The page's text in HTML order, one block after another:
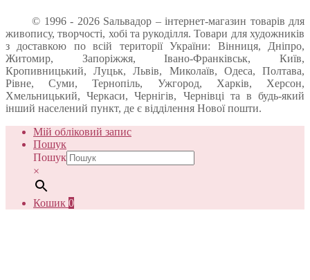
© 1996 - 2026 Sальвадор – інтернет-магазин товарів для
живопису, творчості, хобі та рукоділля. Товари для художників
з доставкою по всій території України: Вінниця, Дніпро,
Житомир, Запоріжжя, Івано-Франківськ, Київ,
Кропивницький, Луцьк, Львів, Миколаїв, Одеса, Полтава,
Рівне, Суми, Тернопіль, Ужгород, Харків, Херсон,
Хмельницький, Черкаси, Чернігів, Чернівці та в будь-який
інший населений пункт, де є відділення Нової пошти.
Мій обліковий запис
Пошук
Пошук
×
Кошик 0